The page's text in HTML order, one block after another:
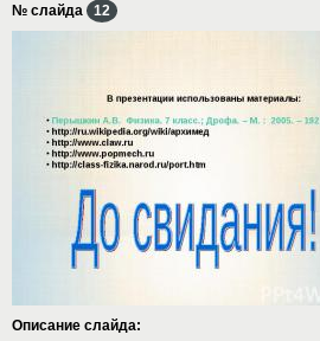
№ слайда 12
Описание слайда: